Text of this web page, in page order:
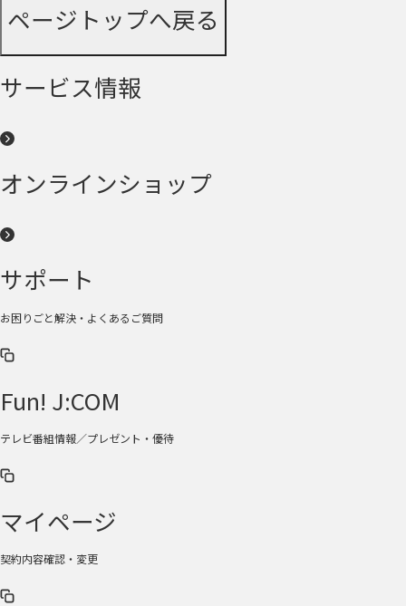
ページトップへ戻る
サービス情報
オンラインショップ
サポート
お困りごと解決・よくあるご質問
Fun! J:COM
テレビ番組情報／プレゼント・優待
マイページ
契約内容確認・変更